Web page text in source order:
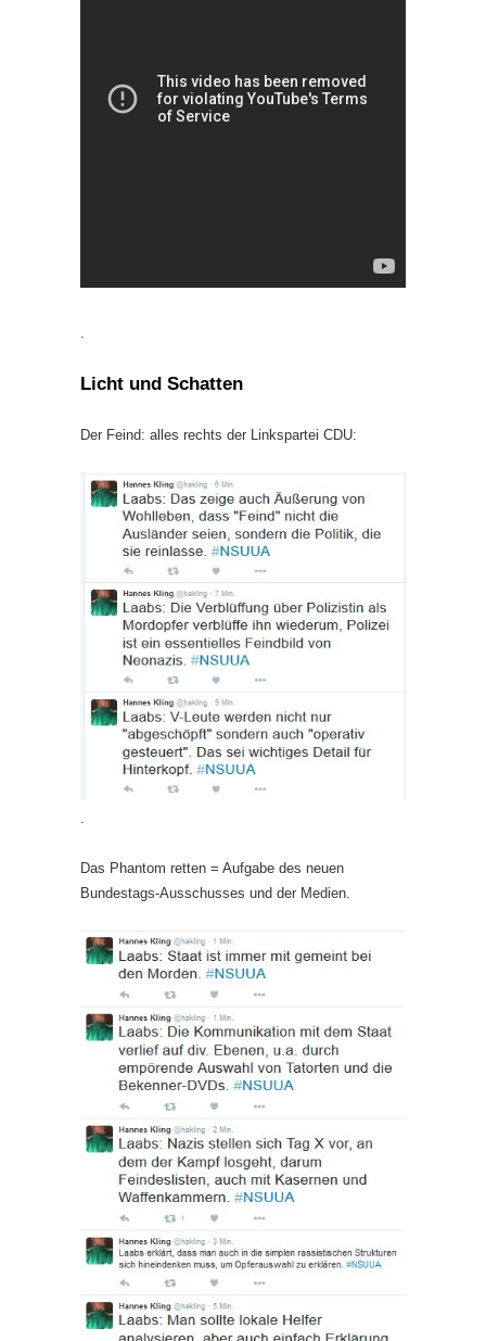
Licht und Schatten
Der Feind: alles rechts der Linkspartei CDU:
.
Das Phantom retten = Aufgabe des neuen
Bundestags-Ausschusses und der Medien.